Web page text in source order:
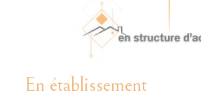
En établissement